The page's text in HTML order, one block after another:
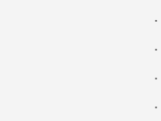
·
·
·
·